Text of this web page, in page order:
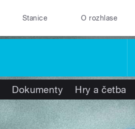
Stanice O rozhlase
Dokumenty Hry a četba